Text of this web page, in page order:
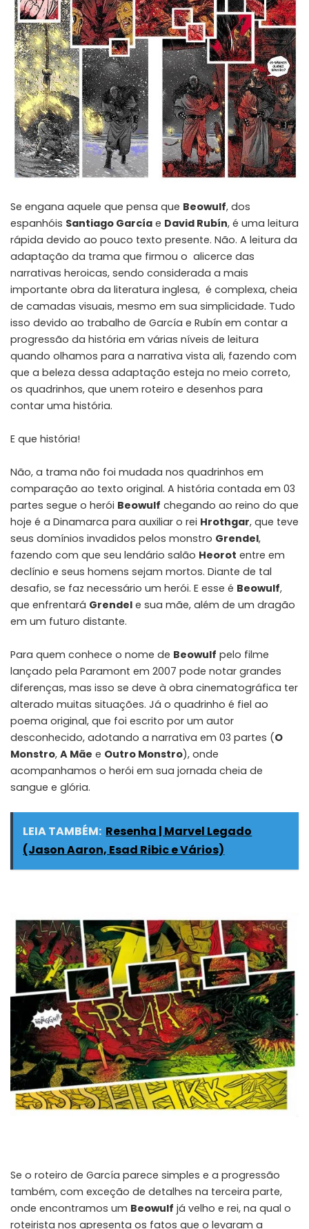
Se engana aquele que pensa que Beowulf, dos
espanhóis Santiago García e David Rubín, é uma leitura
rápida devido ao pouco texto presente. Não. A leitura da
adaptação da trama que firmou o alicerce das
narrativas heroicas, sendo considerada a mais
importante obra da literatura inglesa, é complexa, cheia
de camadas visuais, mesmo em sua simplicidade. Tudo
isso devido ao trabalho de García e Rubín em contar a
progressão da história em várias níveis de leitura
quando olhamos para a narrativa vista ali, fazendo com
que a beleza dessa adaptação esteja no meio correto,
os quadrinhos, que unem roteiro e desenhos para
contar uma história.
E que história!
Não, a trama não foi mudada nos quadrinhos em
comparação ao texto original. A história contada em 03
partes segue o herói Beowulf chegando ao reino do que
hoje é a Dinamarca para auxiliar o rei Hrothgar, que teve
seus domínios invadidos pelos monstro Grendel,
fazendo com que seu lendário salão Heorot entre em
declínio e seus homens sejam mortos. Diante de tal
desafio, se faz necessário um herói. E esse é Beowulf,
que enfrentará Grendel e sua mãe, além de um dragão
em um futuro distante.
Para quem conhece o nome de Beowulf pelo filme
lançado pela Paramont em 2007 pode notar grandes
diferenças, mas isso se deve à obra cinematográfica ter
alterado muitas situações. Já o quadrinho é fiel ao
poema original, que foi escrito por um autor
desconhecido, adotando a narrativa em 03 partes (O
Monstro, A Mãe e Outro Monstro), onde
acompanhamos o herói em sua jornada cheia de
sangue e glória.
LEIA TAMBÉM: Resenha | Marvel Legado
(Jason Aaron, Esad Ribic e Vários)
Se o roteiro de García parece simples e a progressão
também, com exceção de detalhes na terceira parte,
onde encontramos um Beowulf já velho e rei, na qual o
roteirista nos apresenta os fatos que o levaram a